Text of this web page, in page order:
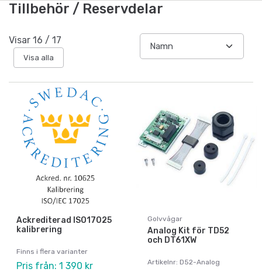
Tillbehör / Reservdelar
Visar 16 / 17
Visa alla
Ackrediterad ISO17025
kalibrering
Finns i flera varianter
Pris från: 1 390 kr
Golvvågar
Analog Kit för TD52
och DT61XW
Artikelnr: D52-Analog